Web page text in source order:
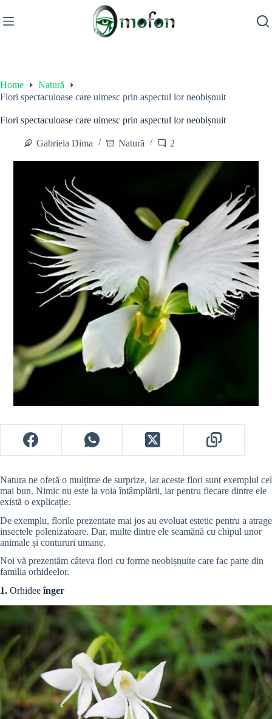
to
content
Home
Natură
Flori spectaculoase care uimesc prin aspectul lor neobișnuit
Flori spectaculoase care uimesc prin aspectul lor neobișnuit
Gabriela Dima Natură 2
Natura ne oferă o mulțime de surprize, iar aceste flori sunt exemplul cel
mai bun. Nimic nu este la voia întâmplării, iar pentru fiecare dintre ele
există o explicație.
De exemplu, florile prezentate mai jos au evoluat estetic pentru a atrage
insectele polenizatoare. Dar, multe dintre ele seamănă cu chipul unor
animale și contururi umane.
Noi vă prezentăm câteva flori cu forme neobișnuite care fac parte din
familia orhideelor.
1. Orhideeînger